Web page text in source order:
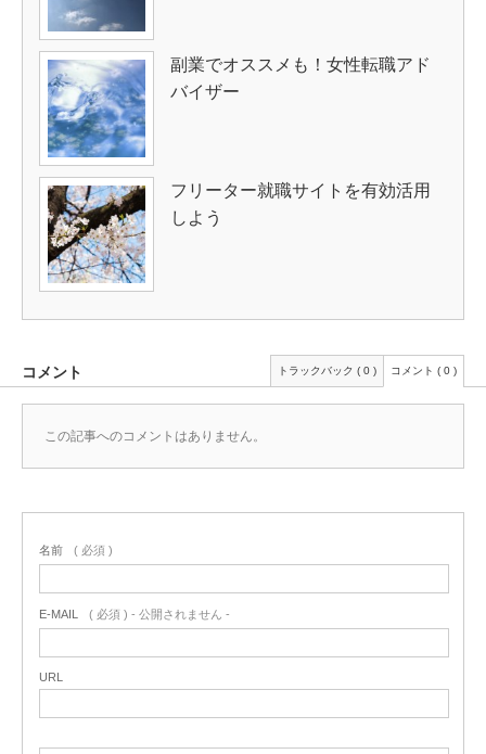
副業でオススメも！女性転職アド
バイザー
フリーター就職サイトを有効活用
しよう
コメント トラックバック ( 0 ) コメント ( 0 )
この記事へのコメントはありません。
名前 ( 必須 )
E-MAIL ( 必須 ) - 公開されません -
URL